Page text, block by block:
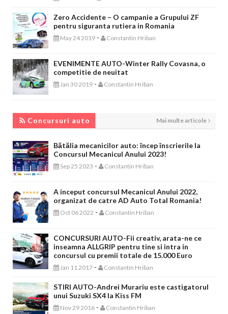
Zero Accidente – O campanie a Grupului ZF
pentru siguranta rutiera in Romania
May 24 2019 - Constantin Hriban
EVENIMENTE AUTO-Winter Rally Covasna, o
competitie de neuitat
Jan 30 2019 - Constantin Hriban
Concursuri auto Mai multe articole
Bătălia mecanicilor auto: încep înscrierile la
Concursul Mecanicul Anului 2023!
Sep 25 2023 - Constantin Hriban
A inceput concursul Mecanicul Anului 2022,
organizat de catre AD Auto Total Romania!
Oct 06 2022 - Constantin Hriban
CONCURSURI AUTO-Fii creativ, arata-ne ce
inseamna ALLGRIP pentru tine si intra in
concursul cu premii totale de 15.000 Euro
Jan 11 2017 - Constantin Hriban
STIRI AUTO-Andrei Murariu este castigatorul
unui Suzuki SX4 la Kiss FM
Nov 29 2016 - Constantin Hriban